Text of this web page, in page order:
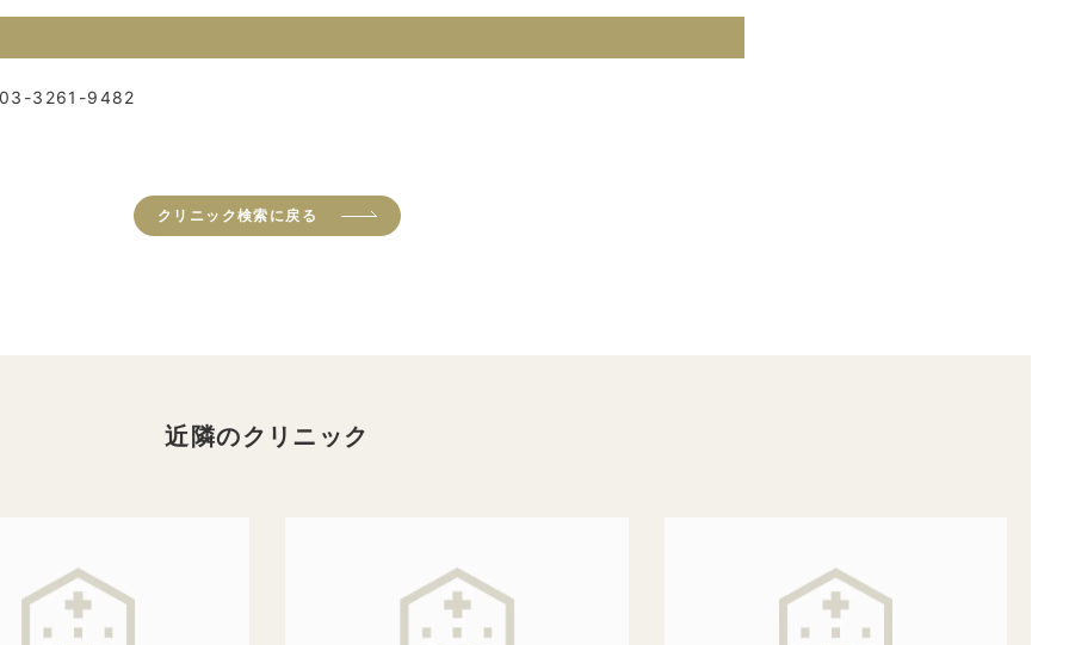
03-3261-9482
クリニック検索に戻る
近隣のクリニック